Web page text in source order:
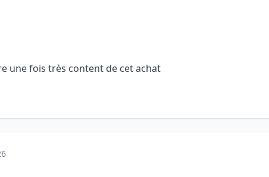
une fois très content de cet achat